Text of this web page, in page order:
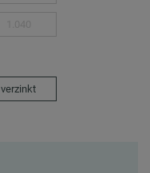
verzinkt